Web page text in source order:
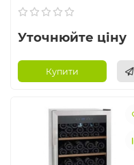
Уточнюйте ціну
Купити